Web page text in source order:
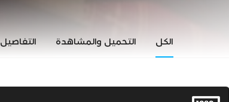
الكل التحميل والمشاهدة التفاصيل